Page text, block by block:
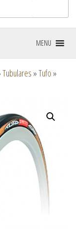
MENU
Tubulares »Tufo »